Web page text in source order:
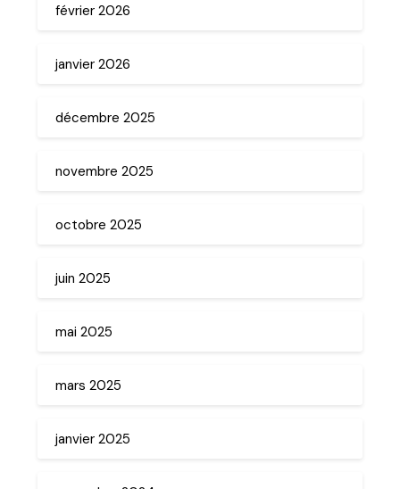
février 2026
janvier 2026
décembre 2025
novembre 2025
octobre 2025
juin 2025
mai 2025
mars 2025
janvier 2025